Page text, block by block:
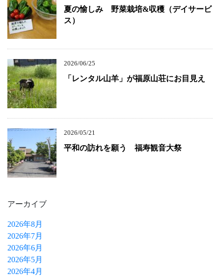
夏の愉しみ 野菜栽培&収穫（デイサービ
ス）
2026/06/25
「レンタル山羊」が福原山荘にお目見え
2026/05/21
平和の訪れを願う 福寿観音大祭
アーカイブ
2026年8月
2026年7月
2026年6月
2026年5月
2026年4月